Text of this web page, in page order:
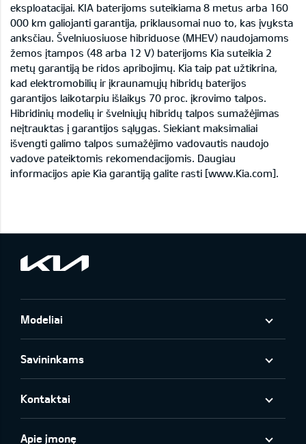
eksploatacijai. KIA baterijoms suteikiama 8 metus arba 160
000 km galiojanti garantija, priklausomai nuo to, kas įvyksta
anksčiau. Švelniuosiuose hibriduose (MHEV) naudojamoms
žemos įtampos (48 arba 12 V) baterijoms Kia suteikia 2
metų garantiją be ridos apribojimų. Kia taip pat užtikrina,
kad elektromobilių ir įkraunamųjų hibridų baterijos
garantijos laikotarpiu išlaikys 70 proc. įkrovimo talpos.
Hibridinių modelių ir švelniųjų hibridų talpos sumažėjimas
neįtrauktas į garantijos sąlygas. Siekiant maksimaliai
išvengti galimo talpos sumažėjimo vadovautis naudojo
vadove pateiktomis rekomendacijomis. Daugiau
informacijos apie Kia garantiją galite rasti [www.Kia.com].
Modeliai
Savininkams
Kontaktai
Apie įmonę